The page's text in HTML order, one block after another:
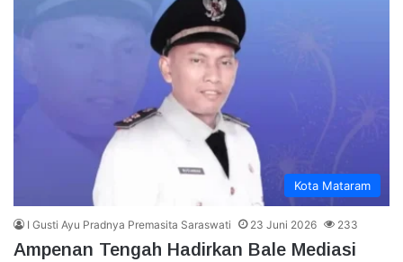
Kota Mataram
I Gusti Ayu Pradnya Premasita Saraswati 23 Juni 2026 233
Ampenan Tengah Hadirkan Bale Mediasi